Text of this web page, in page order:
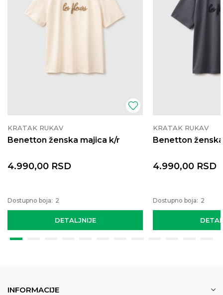
KRATAK RUKAV
Benetton ženska majica k/r
DETALJNIJE
4.990,00 RSD
Dostupno boja: 2
KRATAK RUKAV
Benetton
4.990,00 RSD
Dostupno boja: 2
INFORMACIJE